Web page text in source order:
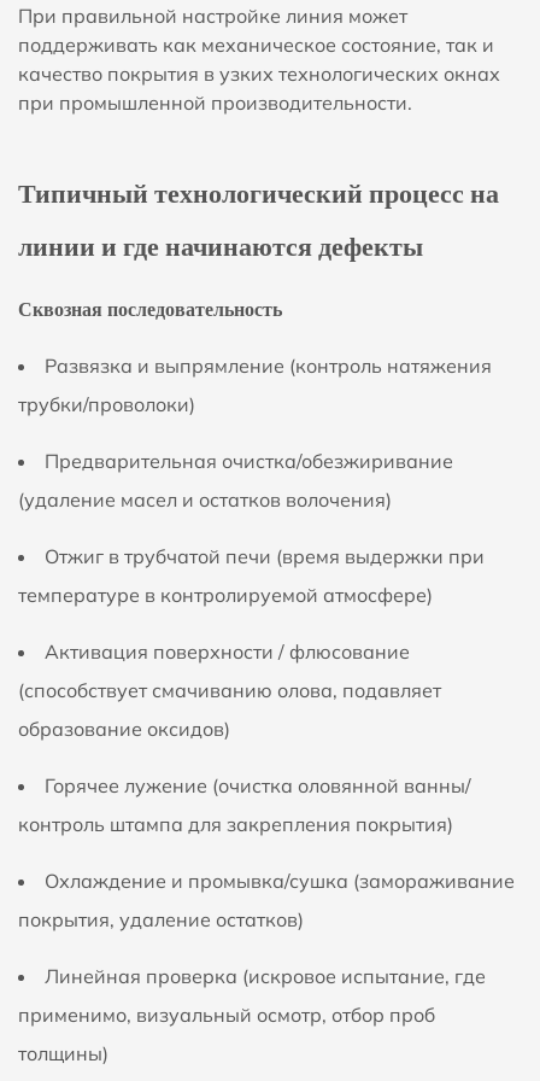
При правильной настройке линия может
поддерживать как механическое состояние, так и
качество покрытия в узких технологических окнах
при промышленной производительности.
Типичный технологический процесс на
линии и где начинаются дефекты
Сквозная последовательность
Развязка и выпрямление (контроль натяжения
трубки/проволоки)
Предварительная очистка/обезжиривание
(удаление масел и остатков волочения)
Отжиг в трубчатой печи (время выдержки при
температуре в контролируемой атмосфере)
Активация поверхности / флюсование
(способствует смачиванию олова, подавляет
образование оксидов)
Горячее лужение (очистка оловянной ванны/
контроль штампа для закрепления покрытия)
Охлаждение и промывка/сушка (замораживание
покрытия, удаление остатков)
Линейная проверка (искровое испытание, где
применимо, визуальный осмотр, отбор проб
толщины)